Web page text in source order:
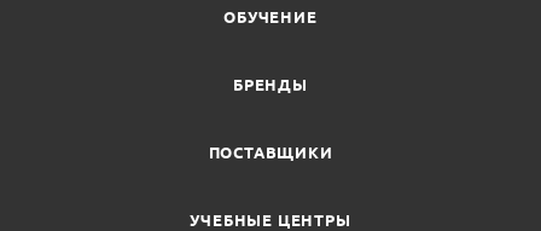
ОБУЧЕНИЕ
БРЕНДЫ
ПОСТАВЩИКИ
УЧЕБНЫЕ ЦЕНТРЫ